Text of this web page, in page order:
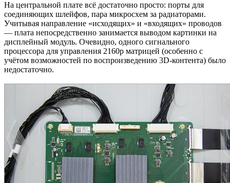
На центральной плате всё достаточно просто: порты для
соединяющих шлейфов, пара микросхем за радиаторами.
Учитывая направление «исходящих» и «входящих» проводов
— плата непосредственно занимается выводом картинки на
дисплейный модуль. Очевидно, одного сигнального
процессора для управления 2160p матрицей (особенно с
учётом возможностей по воспроизведению 3D-контента) было
недостаточно.